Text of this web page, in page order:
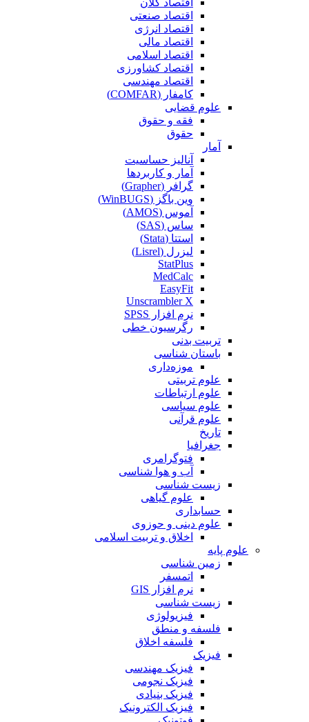
اقتصاد صنعتی
اقتصاد انرژی
اقتصاد مالی
اقتصاد اسلامی
اقتصاد کشاورزی
اقتصاد مهندسی
کامفار (COMFAR)
علوم قضایی
فقه و حقوق
حقوق
آمار
آنالیز حساسیت
آمار و کاربردها
گرافر (Grapher)
وین باگز (WinBUGS)
آموس (AMOS)
ساس (SAS)
استتا (Stata)
لیزرل (Lisrel)
StatPlus
MedCalc
EasyFit
Unscrambler X
نرم افزار SPSS
رگرسیون خطی
تربیت بدنی
باستان شناسی
موزه‌داری
علوم تربیتی
علوم ارتباطات
علوم سیاسی
علوم قرآنی
تاریخ
جغرافیا
فتوگرامری
آب و هوا شناسی
زیست شناسی
علوم گیاهی
حسابداری
علوم دینی و حوزوی
اخلاق و تربیت اسلامی
علوم پایه
زمین شناسی
اتمسفر
نرم افزار GIS
زیست شناسی
فیزیولوژی
فلسفه و منطق
فلسفه اخلاق
فیزیک
فیزیک مهندسی
فیزیک نجومی
فیزیک بنیادی
فیزیک الکترونیک